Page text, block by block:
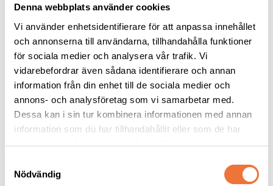
Denna webbplats använder cookies
Vi använder enhetsidentifierare för att anpassa innehållet
och annonserna till användarna, tillhandahålla funktioner
för sociala medier och analysera vår trafik. Vi
vidarebefordrar även sådana identifierare och annan
information från din enhet till de sociala medier och
annons- och analysföretag som vi samarbetar med.
Dessa kan i sin tur kombinera informationen med annan
information som du har tillhandahållit eller som de har
samlat in när du har använt deras tjänster.
Nödvändig
Andra köpte även
Vildsvin ca 100 g
4Dogs Belöningsgodis